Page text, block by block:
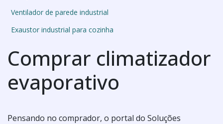
Ventilador de parede industrial
Exaustor industrial para cozinha
Comprar climatizador
evaporativo
Pensando no comprador, o portal do Soluções